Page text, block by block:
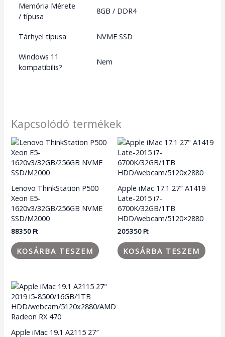
Memória Mérete
/ típusa
8GB / DDR4
Tárhyel típusa
NVME SSD
Windows 11
kompatibilis?
Nem
Kapcsolódó termékek
Lenovo ThinkStation P500
Xeon E5-
1620v3/32GB/256GB NVME
SSD/M2000
88350Ft
KOSÁRBA TESZEM
Apple iMac 17.1 27″ A1419
Late-2015 i7-
6700K/32GB/1TB
HDD/webcam/5120×2880
205350Ft
KOSÁRBA TESZEM
Apple iMac 19.1 A2115 27″